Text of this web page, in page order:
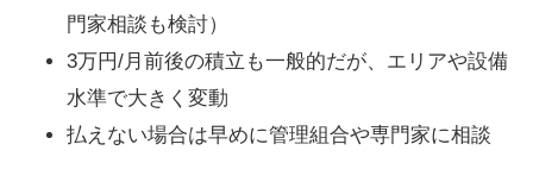
門家相談も検討）
3万円/月前後の積立も一般的だが、エリアや設備
水準で大きく変動
払えない場合は早めに管理組合や専門家に相談